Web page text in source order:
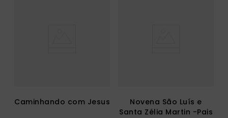
Caminhando com Jesus
Novena São Luís e
Santa Zélia Martin -Pais